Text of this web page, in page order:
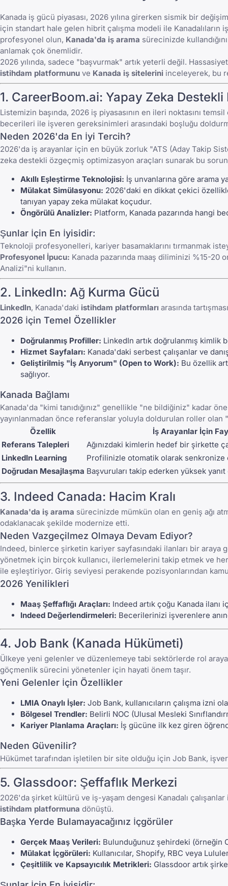
Kanada iş gücü piyasası, 2026 yılına girerken sismik bir
için standart hale gelen hibrit çalışma modeli ile
profesyonel olun, Kanada'da iş arama sürecinizde
anlamak çok önemlidir.
2026 yılında, sadece "başvurmak" artık yeterli değil.
istihdam platformunu ve Kanada iş sitelerini inceleyerek, bu
1. CareerBoom.ai: Yapay Zeka Destekli
Listemizin başında, 2026 iş piyasasının en ileri noktasını
becerileri ile işveren gereksinimleri arasındaki boşluğu
Neden 2026'da En İyi Tercih?
2026'da iş arayanlar için en büyük zorluk "ATS (Aday Takip
zeka destekli özgeçmiş optimizasyon araçları sunarak bu
Akıllı Eşleştirme Teknolojisi: İş unvanlarına göre
Mülakat Simülasyonu: 2026'daki en dikkat çekici
tanıyan yapay zeka mülakat koçudur.
Öngörülü Analizler: Platform, Kanada pazarında hangi
Şunlar İçin En İyisidir:
Teknoloji profesyonelleri, kariyer basamaklarını tırmanmak
Profesyonel İpucu: Kanada pazarında maaş diliminizi %15-20
Analizi"ni kullanın.
2. LinkedIn: Ağ Kurma Gücü
LinkedIn, Kanada'daki istihdam platformları arasında
2026 İçin Temel Özellikler
Doğrulanmış Profiller: LinkedIn artık doğrulanmış kimlik
Hizmet Sayfaları: Kanada'daki serbest çalışanlar ve
Geliştirilmiş "İş Arıyorum" (Open to Work): Bu özellik
sağlıyor.
Kanada Bağlamı
Kanada'da "kimi tanıdığınız" genellikle "ne bildiğiniz" kadar
yayınlanmadan önce referanslar yoluyla doldurulan roller olan
Özellik
İş Arayanlar İçin
Referans Talepleri
Ağınızdaki kimlerin hedef bir şirkette
LinkedIn Learning
Profilinizle otomatik olarak senkronize
Doğrudan Mesajlaşma Başvuruları takip ederken yüksek yanıt
3. Indeed Canada: Hacim Kralı
Kanada'da iş arama sürecinizde mümkün olan en geniş ağı
odaklanacak şekilde modernize etti.
Neden Vazgeçilmez Olmaya Devam Ediyor?
Indeed, binlerce şirketin kariyer sayfasındaki ilanları bir
yönetmek için birçok kullanıcı, ilerlemelerini takip etmek ve
ile eşleştiriyor. Giriş seviyesi perakende pozisyonlarından
2026 Yenilikleri
Maaş Şeffaflığı Araçları: Indeed artık çoğu Kanada ilanı
Indeed Değerlendirmeleri: Becerilerinizi işverenlere
4. Job Bank (Kanada Hükümeti)
Ülkeye yeni gelenler ve düzenlemeye tabi sektörlerde rol
göçmenlik sürecini yönetenler için hayati önem taşır.
Yeni Gelenler İçin Özellikler
LMIA Onaylı İşler: Job Bank, kullanıcıların çalışma izni
Bölgesel Trendler: Belirli NOC (Ulusal Mesleki
Kariyer Planlama Araçları: İş gücüne ilk kez giren
Neden Güvenilir?
Hükümet tarafından işletilen bir site olduğu için Job Bank,
5. Glassdoor: Şeffaflık Merkezi
2026'da şirket kültürü ve iş-yaşam dengesi Kanadalı
istihdam platformuna dönüştü.
Başka Yerde Bulamayacağınız İçgörüler
Gerçek Maaş Verileri: Bulunduğunuz şehirdeki (örneğin
Mülakat İçgörüleri: Kullanıcılar, Shopify, RBC veya
Çeşitlilik ve Kapsayıcılık Metrikleri: Glassdoor artık